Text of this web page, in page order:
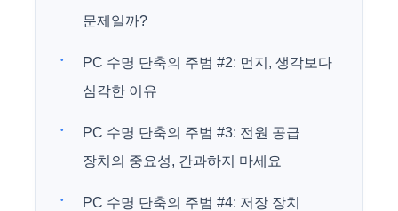
문제일까?
PC 수명 단축의 주범 #2: 먼지, 생각보다
심각한 이유
PC 수명 단축의 주범 #3: 전원 공급
장치의 중요성, 간과하지 마세요
PC 수명 단축의 주범 #4: 저장 장치